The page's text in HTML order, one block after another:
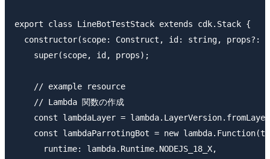
export class LineBotTestStack extends cdk.Stack {
constructor(scope: Construct, id: string, props?:
    super(scope, id, props);
    // example resource
    // Lambda 関数の作成
const lambdaLayer =
const lambdaParrotingBot = new
      runtime: lambda.Runtime.NODEJS_18_X,